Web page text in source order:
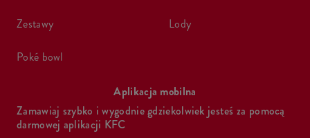
zestawy
poké bowl
lody
Aplikacja mobilna
Zamawiaj szybko i wygodnie gdziekolwiek jesteś za pomocą
darmowej aplikacji KFC